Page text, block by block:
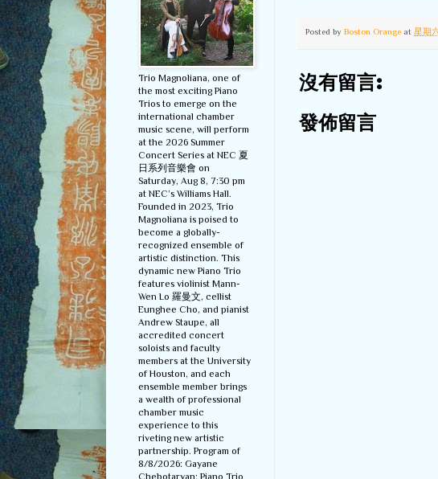
Posted by Boston Orange at 星期
沒有留言:
發佈留言
Trio Magnoliana, one of
the most exciting Piano
Trios to emerge on the
international chamber
music scene, will perform
at the 2026 Summer
Concert Series at NEC 夏
日系列音樂會 on
Saturday, Aug 8, 7:30 pm
at NEC’s Williams Hall.
Founded in 2023, Trio
Magnoliana is poised to
become a globally-
recognized ensemble of
artistic distinction. This
dynamic new Piano Trio
features violinist Mann-
Wen Lo 羅曼文, cellist
Eunghee Cho, and pianist
Andrew Staupe, all
accredited concert
soloists and faculty
members at the University
of Houston, and each
ensemble member brings
a wealth of professional
chamber music
experience to this
riveting new artistic
partnership. Program of
8/8/2026: Gayane
Chebotaryan: Piano Trio